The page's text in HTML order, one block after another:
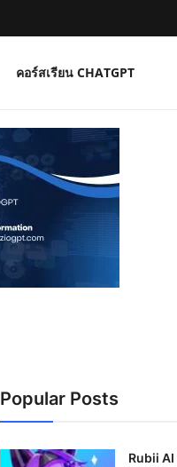
คอร์สเรียน CHATGPT
Popular Posts
Rubii